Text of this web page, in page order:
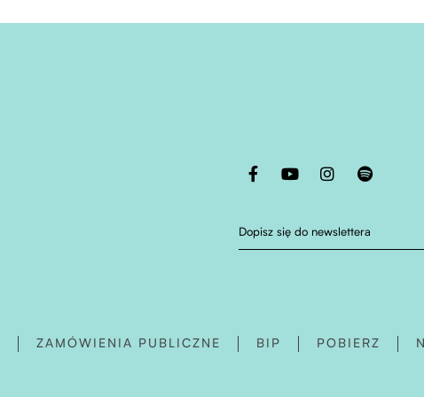
Otwiera stronę w nowej karcie
Otwiera stronę w nowej
Otwiera stronę w
Otwiera
Dopisz się do newslettera
ZAMÓWIENIA PUBLICZNE BIP OTWIERA STRONĘ
POBIERZ